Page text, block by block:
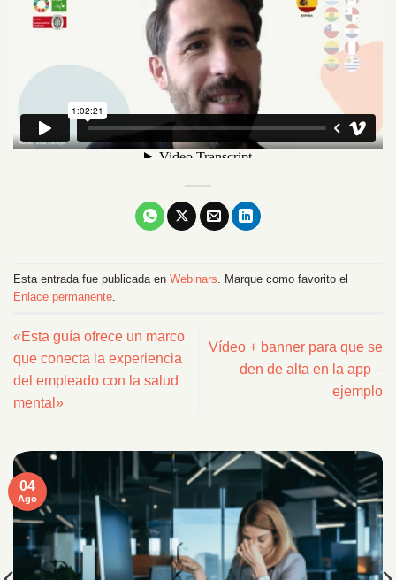
Esta entrada fue publicada en Webinars . Marque como favorito el
Enlace permanente
«Esta guía ofrece un marco
que conecta la experiencia
del empleado con la salud
mental»
Vídeo + banner para que se
den de alta en la app –
ejemplo
04
Ago